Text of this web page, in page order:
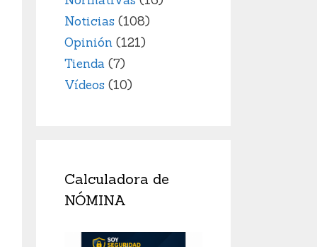
Noticias (108)
Opinión (121)
Tienda (7)
Vídeos (10)
Calculadora de
NÓMINA